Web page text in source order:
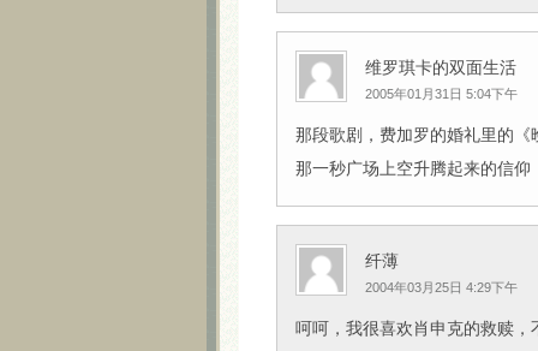
维罗琪卡的双面生活
2005年01月31日 5:04下午
那段歌剧，费加罗的婚礼里的
那一秒广场上空升腾起来的信
纤薄
2004年03月25日 4:29下午
呵呵，我很喜欢肖申克的救赎